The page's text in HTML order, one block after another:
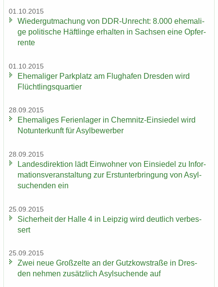
01.10.2015
Wie­der­gut­ma­chung von DDR-​Unrecht: 8.000 ehe­ma­li­
ge po­li­ti­sche Häft­lin­ge er­hal­ten in Sach­sen eine Op­fer­
ren­te
01.10.2015
Ehe­ma­li­ger Park­platz am Flug­ha­fen Dres­den wird
Flücht­lings­quar­tier
28.09.2015
Ehe­ma­li­ges Fe­ri­en­la­ger in Chemnitz-​Einsiedel wird
Not­un­ter­kunft für Asyl­be­wer­ber
28.09.2015
Lan­des­di­rek­ti­on lädt Ein­woh­ner von Ein­sie­del zu In­for­
ma­ti­ons­ver­an­stal­tung zur Erst­un­ter­brin­gung von Asyl­
su­chen­den ein
25.09.2015
Si­cher­heit der Halle 4 in Leip­zig wird deut­lich ver­bes­
sert
25.09.2015
Zwei neue Groß­zel­te an der Gutz­kow­stra­ße in Dres­
den neh­men zu­sätz­lich Asyl­su­chen­de auf